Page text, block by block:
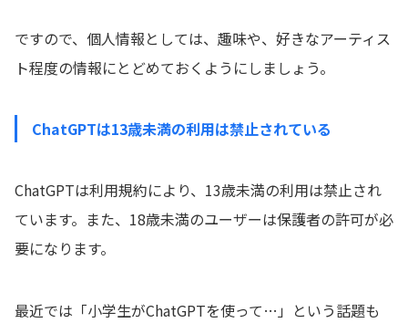
ですので、個人情報としては、趣味や、好きなアーティス
ト程度の情報にとどめておくようにしましょう。
ChatGPTは13歳未満の利用は禁止されている
ChatGPTは利用規約により、13歳未満の利用は禁止され
ています。また、18歳未満のユーザーは保護者の許可が必
要になります。
最近では「小学生がChatGPTを使って…」という話題も